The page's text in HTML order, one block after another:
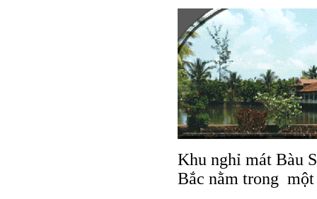
Khu nghỉ mát Bàu
Bắc nằm trong một